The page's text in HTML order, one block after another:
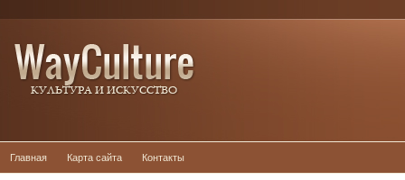
Главная Карта сайта Контакты